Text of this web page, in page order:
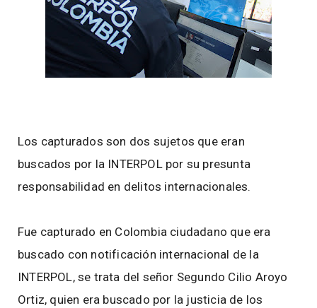
Los capturados son dos sujetos que eran
buscados por la INTERPOL por su presunta
responsabilidad en delitos internacionales.
Fue capturado en Colombia ciudadano que era
buscado con notificación internacional de la
INTERPOL, se trata del señor Segundo Cilio Aroyo
Ortiz, quien era buscado por la justicia de los